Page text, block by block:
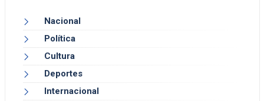
Nacional
Política
Cultura
Deportes
Internacional